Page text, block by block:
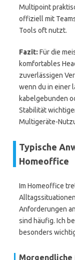
Multipoint
offiziell mit
Tools oft nutzt.
Fazit: Für die
komfortables
zuverlässigen
wenn du in einer
kabelgebunden
Stabilität
Multigeräte-
Typische
Homeoffice
Im Homeoffice
Anforderungen
sind häufig. Ich
besonders